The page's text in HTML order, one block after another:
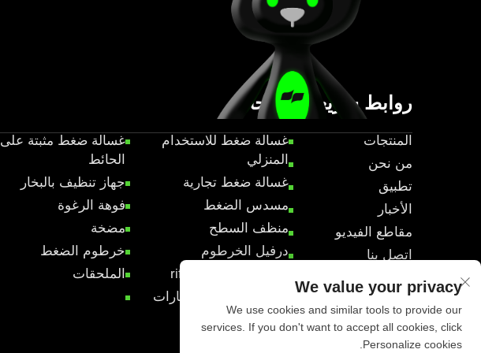
روابط سريعة
المنتجات
من نحن
تطبيق
الأخبار
مقاطع الفيديو
اتصل بنا
منتجات
غسالة ضغط للاستخدام
المنزلي
غسالة ضغط مثبتة على
الحائط
غسالة ضغط تجارية
جهاز تنظيف بالبخار
مسدس الضغط
فوهة الرغوة
منظف السطح
مضخة
درفيل الخرطوم
خرطوم الضغط
الملحقات
منتجات تفصيل السيارات
We value your privacy
We use cookies and similar tools to provide our
services. If you don't want to accept all cookies, click
Personalize cookies.